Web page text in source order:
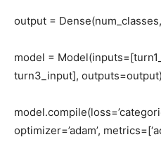
output =
model =
turn3_input], outputs=output)
optimizer=’adam’,